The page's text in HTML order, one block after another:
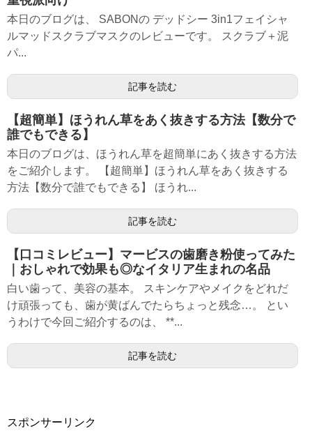
本日のブログは、 SABONの デッドシー 3in1フェイシャ
ルマッドスクラブマスクのレビューです。 スクラブ＋泥
パ...
記事を読む
【超簡単】ほうれん草をあく抜きする方法【数分で
誰でもできる】
本日のブログは、ほうれん草を超簡単にあく抜きする方法
をご紹介します。 【超簡単】ほうれん草をあく抜きする
方法【数分で誰でもできる】 ほうれ...
記事を読む
【口コミレビュー】マービスの歯磨き粉使ってみた
｜おしゃれで効果も◎なイタリア生まれの名品
白い歯って、美容の基本。 スキンケアやメイクをどれだ
け頑張っても、歯が黄ばんでたらちょっと残念…。 とい
うわけで今回ご紹介するのは、 **...
記事を読む
スポンサーリンク